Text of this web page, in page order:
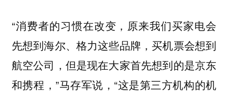
“消费者的习惯在改变，原来我们买家电会
先想到海尔、格力这些品牌，买机票会想到
航空公司，但是现在大家首先想到的是京东
和携程，”马存军说，“这是第三方机构的机